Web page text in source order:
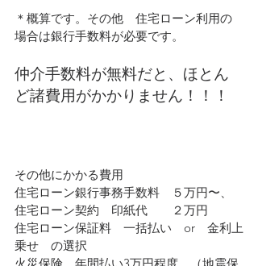
＊概算です。その他　住宅ローン利用の
場合は銀行手数料が必要です。
仲介手数料が無料だと、ほとん
ど諸費用がかかりません！！！
その他にかかる費用
住宅ローン銀行事務手数料　５万円〜、
住宅ローン契約　印紙代　　２万円
住宅ローン保証料　一括払い　or　金利上
乗せ　の選択